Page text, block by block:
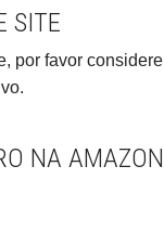
SITE
por favor considere
NA AMAZON